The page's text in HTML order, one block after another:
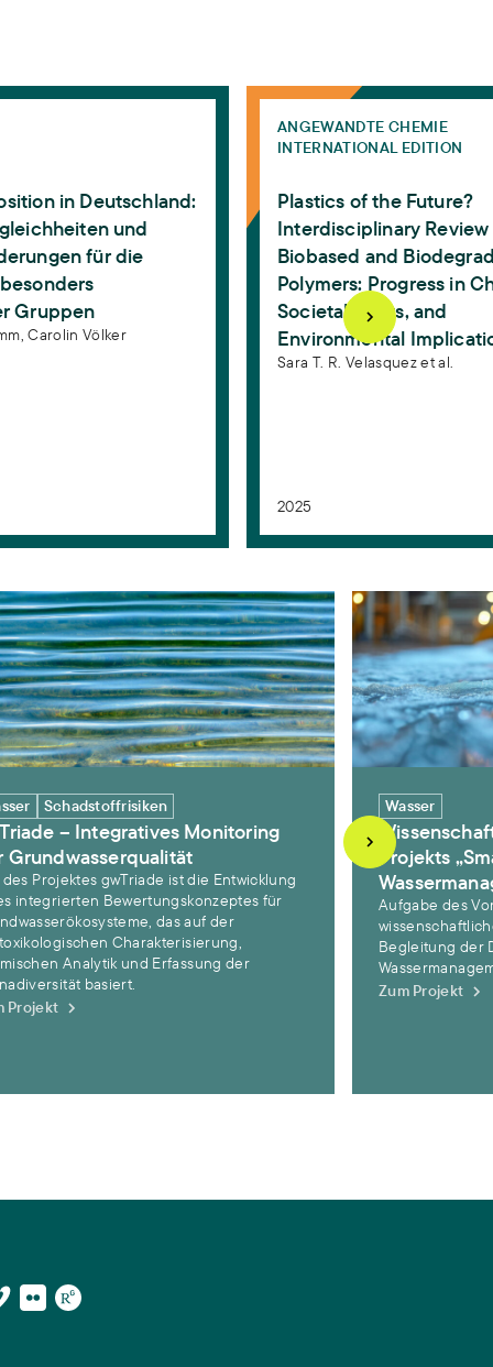
in Deutschland: Soziale Ungleichheiten und
in Deutschland:
und
für die
Gruppen
Carolin Völker
Plastics of the Future?
ANGEWANDTE CHEMIE
INTERNATIONAL EDITION
Plastics of the Future?
Interdisciplinary Review
Biobased and
Polymers: Progress in
Societal Views, and
Environmental
Sara T. R. Velasquez et al.
2025
zu Risiken von Ewigkeitschemikalien
– Integratives Monitoring der Grundwasserqualität
Schadstoffrisiken
– Integratives Monitoring
Grundwasserqualität
Projektes gwTriade ist die Entwicklung
integrierten Bewertungskonzeptes für
das auf der
Charakterisierung,
Analytik und Erfassung der
basiert.
Projekt
Wasser
Projekts
Aufgabe des
Begleitung der
Zum Projekt